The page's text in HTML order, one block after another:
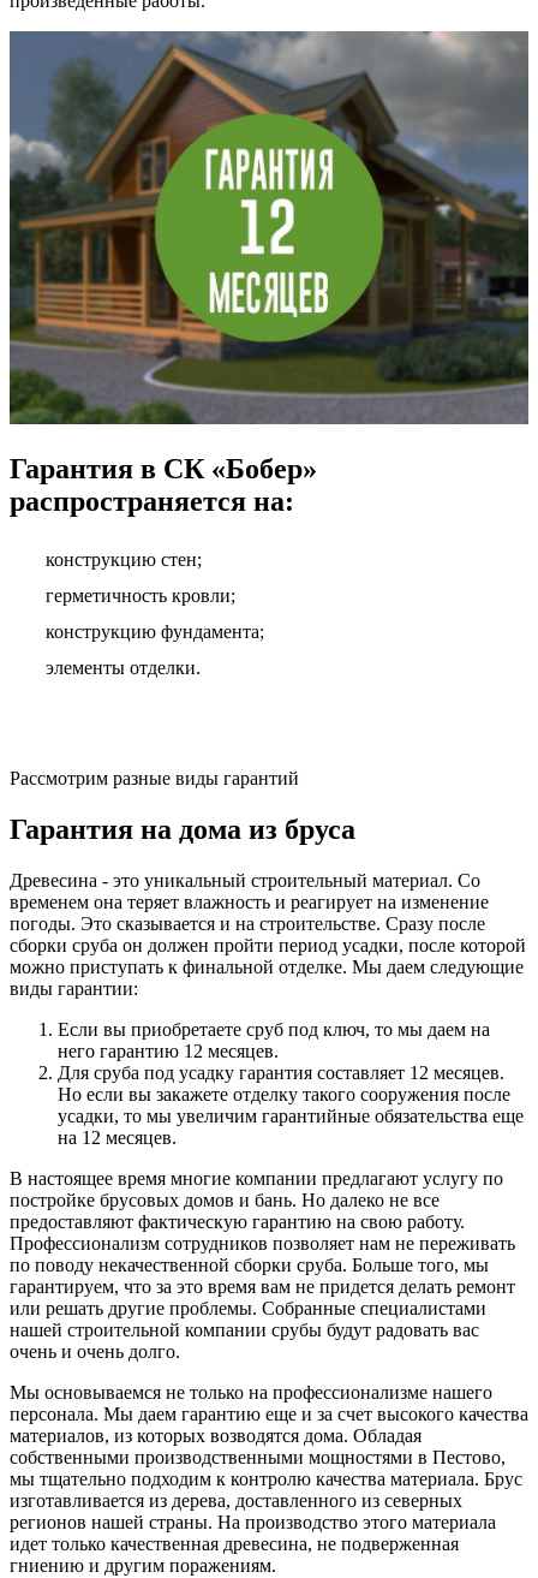
Гарантия в СК «Бобер»
распространяется на:
конструкцию стен;
герметичность кровли;
конструкцию фундамента;
элементы отделки.
Рассмотрим разные виды гарантий
Гарантия на дома из бруса
Древесина - это уникальный строительный материал. Со
временем она теряет влажность и реагирует на изменение
погоды. Это сказывается и на строительстве. Сразу после
сборки сруба он должен пройти период усадки, после которой
можно приступать к финальной отделке. Мы даем следующие
виды гарантии:
Если вы приобретаете сруб под ключ, то мы даем на
него гарантию 12 месяцев.
Для сруба под усадку гарантия составляет 12 месяцев.
Но если вы закажете отделку такого сооружения после
усадки, то мы увеличим гарантийные обязательства еще
на 12 месяцев.
В настоящее время многие компании предлагают услугу по
постройке брусовых домов и бань. Но далеко не все
предоставляют фактическую гарантию на свою работу.
Профессионализм сотрудников позволяет нам не переживать
по поводу некачественной сборки сруба. Больше того, мы
гарантируем, что за это время вам не придется делать ремонт
или решать другие проблемы. Собранные специалистами
нашей строительной компании срубы будут радовать вас
очень и очень долго.
Мы основываемся не только на профессионализме нашего
персонала. Мы даем гарантию еще и за счет высокого качества
материалов, из которых возводятся дома. Обладая
собственными производственными мощностями в Пестово,
мы тщательно подходим к контролю качества материала. Брус
изготавливается из дерева, доставленного из северных
регионов нашей страны. На производство этого материала
идет только качественная древесина, не подверженная
гниению и другим поражениям.